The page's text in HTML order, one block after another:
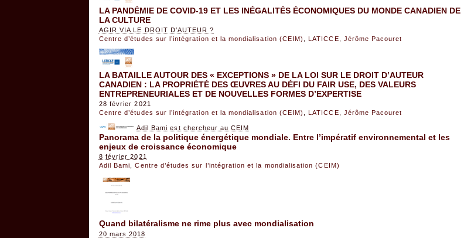
LA PANDÉMIE DE COVID-19 ET LES INÉGALITÉS ÉCONOMIQUES DU MONDE CANADIEN DE
LA CULTURE
AGIR VIA LE DROIT D’AUTEUR ?
Centre d’études sur l’intégration et la mondialisation (CEIM)
,LATICCE Jérôme Pacouret
LA BATAILLE AUTOUR DES « EXCEPTIONS » DE LA LOI SUR LE DROIT D’AUTEUR
CANADIEN : LA PROPRIÉTÉ DES ŒUVRES AU DÉFI DU FAIR USE, DES VALEURS
ENTREPRENEURIALES ET DE NOUVELLES FORMES D’EXPERTISE
28 février 2021
Centre d’études sur l’intégration et la mondialisation (CEIM)
LATICCE Jérôme Pacouret
Adil Bami est chercheur au CEIM
Panorama de la politique énergétique mondiale. Entre l’impératif environnemental et les
enjeux de croissance économique
8 février 2021
Adil Bami
,Centre d’études sur l’intégration et la mondialisation (CEIM)
Quand bilatéralisme ne rime plus avec mondialisation
20 mars 2018